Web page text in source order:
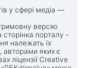
у сфері медіа —
версію
сторінка порталу -
належать їх
авторами яких є
ліцензії Creative